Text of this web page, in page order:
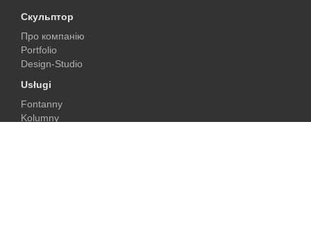
Скульптор
Про компанію
Portfolio
Design-Studio
Usługi
Fontanny
Kolumny